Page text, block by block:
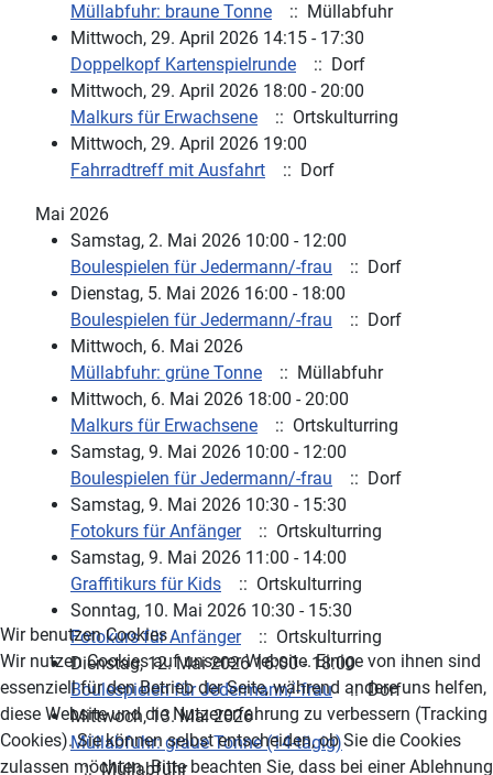
Müllabfuhr: braune Tonne
:: Müllabfuhr
Mittwoch, 29. April 2026 14:15 - 17:30
Doppelkopf Kartenspielrunde
:: Dorf
Mittwoch, 29. April 2026 18:00 - 20:00
Malkurs für Erwachsene
:: Ortskulturring
Mittwoch, 29. April 2026 19:00
Fahrradtreff mit Ausfahrt
:: Dorf
Mai 2026
Samstag, 2. Mai 2026 10:00 - 12:00
Boulespielen für Jedermann/-frau
:: Dorf
Dienstag, 5. Mai 2026 16:00 - 18:00
Boulespielen für Jedermann/-frau
:: Dorf
Mittwoch, 6. Mai 2026
Müllabfuhr: grüne Tonne
:: Müllabfuhr
Mittwoch, 6. Mai 2026 18:00 - 20:00
Malkurs für Erwachsene
:: Ortskulturring
Samstag, 9. Mai 2026 10:00 - 12:00
Boulespielen für Jedermann/-frau
:: Dorf
Samstag, 9. Mai 2026 10:30 - 15:30
Fotokurs für Anfänger
:: Ortskulturring
Samstag, 9. Mai 2026 11:00 - 14:00
Graffitikurs für Kids
:: Ortskulturring
Sonntag, 10. Mai 2026 10:30 - 15:30
Fotokurs für Anfänger
:: Ortskulturring
Dienstag, 12. Mai 2026 16:00 - 18:00
Boulespielen für Jedermann/-frau
:: Dorf
Mittwoch, 13. Mai 2026
Müllabfuhr: graue Tonne (14-tägig)
:: Müllabfuhr
Wir benutzen Cookies
Wir nutzen Cookies auf unserer Website. Einige von ihnen sind
essenziell für den Betrieb der Seite, während andere uns helfen,
diese Website und die Nutzererfahrung zu verbessern (Tracking
Cookies). Sie können selbst entscheiden, ob Sie die Cookies
zulassen möchten. Bitte beachten Sie, dass bei einer Ablehnung